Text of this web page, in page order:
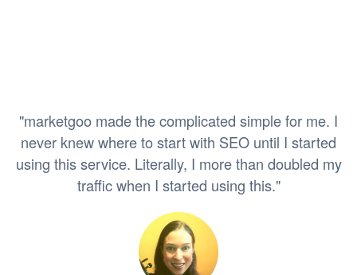
"marketgoo made the complicated simple for me. I
never knew where to start with SEO until I started
using this service. Literally, I more than doubled my
traffic when I started using this."